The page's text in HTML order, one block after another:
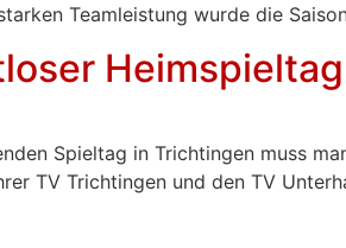
Teamleistung wurde die
Spieltag in Trichtingen muss
TV Trichtingen und den TV